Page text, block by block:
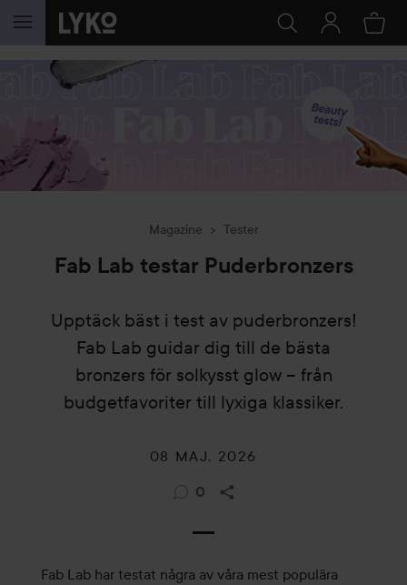
HOPPA TILL INNEHÅLLET
Magazine Tester
Fab Lab testar Puderbronzers
Upptäck bäst i test av puderbronzers!
Fab Lab guidar dig till de bästa
bronzers för solkysst glow – från
budgetfavoriter till lyxiga klassiker.
08 MAJ, 2026
0
Fab Lab har testat några av våra mest populära